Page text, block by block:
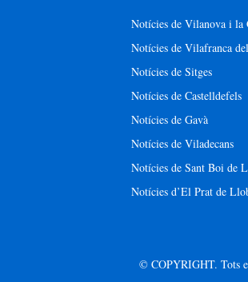
Notícies de Vilanova i la
Notícies de Vilafranca
Notícies de Sitges
Notícies de Castelldefels
Notícies de Gavà
Notícies de Viladecans
Notícies de Sant Boi de
Notícies d’El Prat de
© COPYRIGHT. Tots